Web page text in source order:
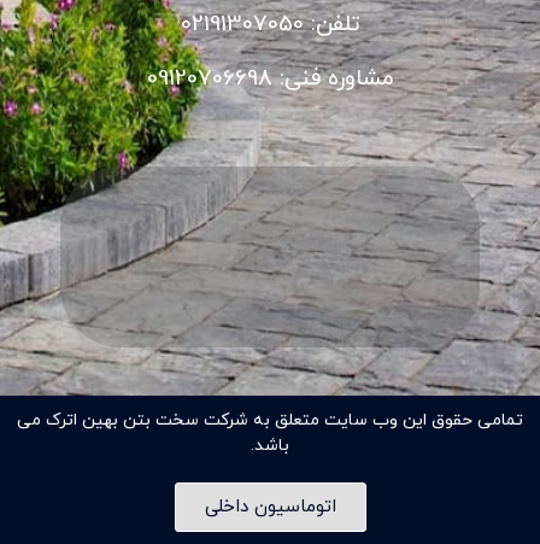
تلفن: 02191307050
مشاوره فنی: 09120706698
تمامی حقوق این وب سایت متعلق به شرکت سخت بتن بهین اترک می
باشد.
اتوماسیون داخلی